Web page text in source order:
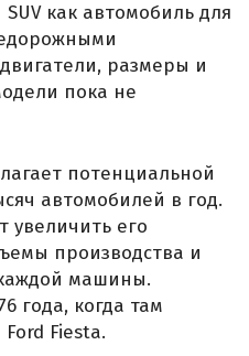
как автомобиль для
размеры и
пока не
потенциальной
автомобилей в год.
увеличить его
производства и
машины.
года, когда там
Fiesta.